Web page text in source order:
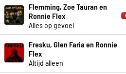
Flemming, Zoe Tauran en
Ronnie Flex
Alles op gevoel
Fresku, Glen Faria en Ronnie
Flex
Altijd alleen